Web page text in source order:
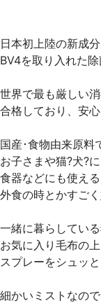
日本初上陸の新成分
BV4を取り入れた
世界で最も厳しい
合格しており、安
国産･食物由来原料
お子さまや猫?犬?
食器などにも使える
外食の時とかすご
一緒に暮らしてい
お気に入り毛布の
スプレーをシュッと
細かいミストなの